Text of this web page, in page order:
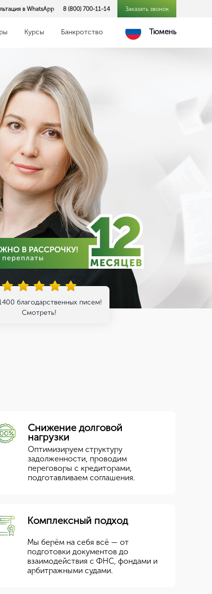
в WhatsApp 8 (800) 700-11-14 Заказать звонок
Курсы Банкротство Тюмень
благодарственных писем!
Смотреть!
Снижение долговой
нагрузки
Оптимизируем структуру
задолженности, проводим
переговоры с кредиторами,
подготавливаем соглашения.
Комплексный подход
Мы берём на себя всё — от
подготовки документов до
взаимодействия с ФНС, фондами и
арбитражными судами.